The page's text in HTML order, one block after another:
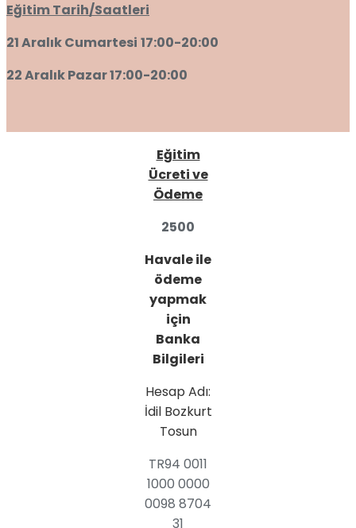
Eğitim Tarih/Saatleri
21 Aralık Cumartesi 17:00-20:00
22 Aralık Pazar 17:00-20:00
Eğitim
Ücreti ve
Ödeme
2500
Havale ile
ödeme
yapmak
için
Banka
Bilgileri
Hesap Adı:
İdil Bozkurt
Tosun
TR94 0011
1000 0000
0098 8704
31